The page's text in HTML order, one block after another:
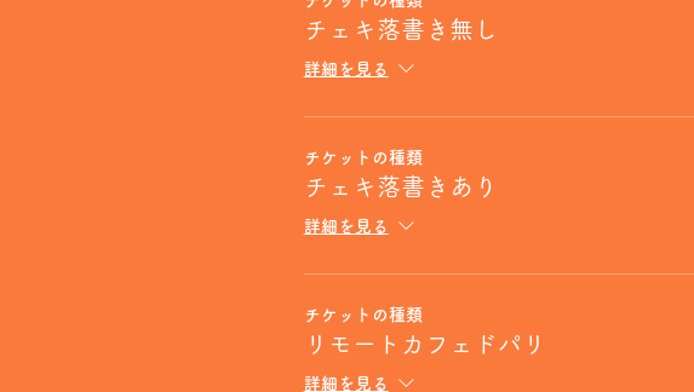
チェキ落書き無し
詳細を見る
チケットの種類
チェキ落書きあり
詳細を見る
チケットの種類
リモートカフェドパリ
詳細を見る